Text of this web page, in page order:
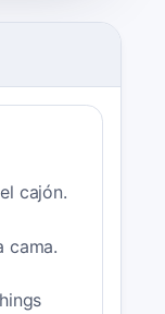
cajón.
cama.